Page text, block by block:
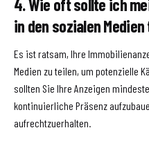
4. Wie oft sollte ich
in den sozialen
Es ist ratsam, Ihre
Medien zu teilen, um potenzielle
sollten Sie Ihre Anzeigen
kontinuierliche Präsenz
aufrechtzuerhalten.